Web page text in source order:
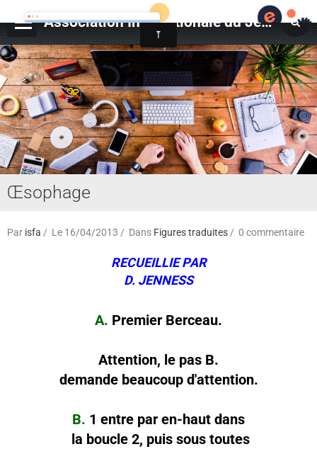
Association Internationale du Jeu de Ficelle
Page d'accueil
Derniers ajouts
Œsophage
Par isfa Le 16/04/2013 Dans Figures traduites 0 commentaire
RECUEILLIE PAR
D. JENNESS
A. Premier Berceau.
Attention, le pas B.
demande beaucoup d'attention.
B. 1 entre par en-haut dans
la boucle 2, puis sous toutes